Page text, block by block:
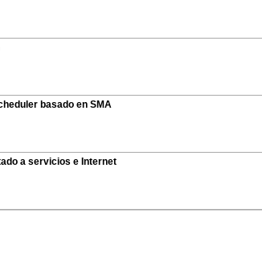
basado en SMA
a servicios e Internet